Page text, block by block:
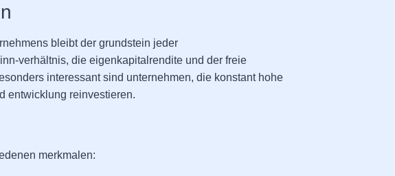
bleibt der grundstein jeder
verhältnis, die eigenkapitalrendite und der freie
interessant sind unternehmen, die konstant hohe
entwicklung reinvestieren.
merkmalen: